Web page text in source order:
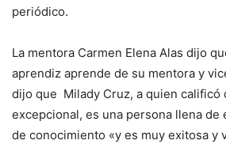
periódico.
La mentora Carmen Elena Alas dijo
aprendiz aprende de su mentora y
dijo que Milady Cruz, a quien calificó
excepcional, es una persona llena de
de conocimiento «y es muy exitosa y